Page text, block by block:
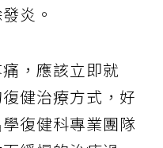
炎。
，應該立即就
健治療方式，好
復健科專業團隊